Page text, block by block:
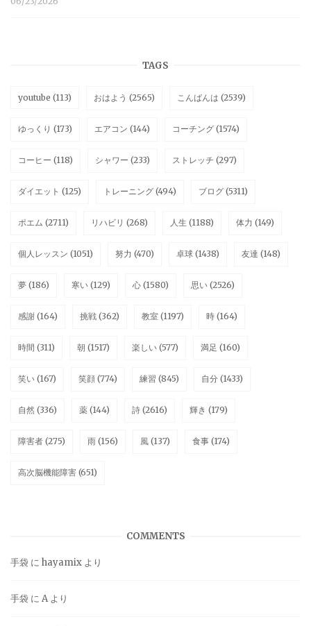
TAGS
youtube (113) おはよう (2565) こんばんは (2539)
ゆっくり (173) エアコン (144) コーチング (1574)
コーヒー (118) シャワー (233) ストレッチ (297)
ダイエット (125) トレーニング (494) ブログ (5311)
ポエム (2711) リハビリ (268) 人生 (1188) 体力 (149)
個人レッスン (1051) 努力 (470) 卓球 (1438) 友達 (148)
夢 (186) 寒い (129) 心 (1580) 思い (2526)
感謝 (164) 挑戦 (362) 教室 (1197) 時 (164)
時間 (311) 朝 (1517) 楽しい (577) 満足 (160)
笑い (167) 笑顔 (774) 練習 (845) 自分 (1433)
自然 (336) 薬 (144) 詩 (2616) 輝き (179)
障害者 (275) 雨 (156) 風 (137) 食事 (174)
高次脳機能障害 (651)
COMMENTS
手袋 に hayamix より
手袋 に Aより